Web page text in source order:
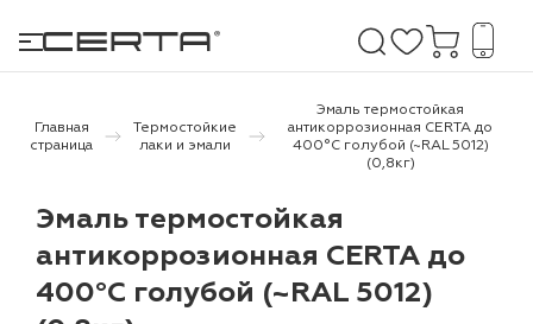
и дачи
Главная
страница
Термостойкие
лаки и эмали
Эмаль термостойкая
антикоррозионная CERTA до
400°С голубой (~RAL 5012)
(0,8кг)
Эмаль термостойкая
антикоррозионная CERTA до
400°С голубой (~RAL 5012)